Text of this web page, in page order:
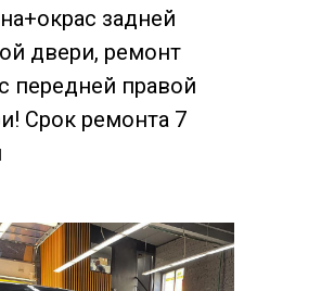
задней
двери, ремонт
передней правой
Срок ремонта 7